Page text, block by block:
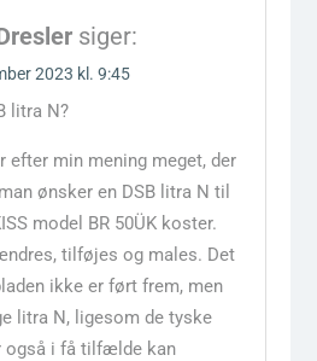
siger:
2023 kl. 9:45
litra N?
efter min mening meget, der
ønsker en DSB litra N til
model BR 50ÜK koster.
tilføjes og males. Det
ikke er ført frem, men
litra N, ligesom de tyske
også i få tilfælde kan